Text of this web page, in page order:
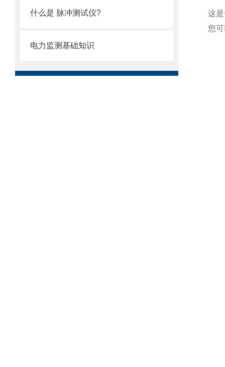
什么是 脉冲测试仪?
电力监测基础知识
这
您